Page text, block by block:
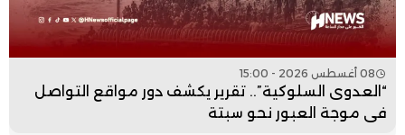
08 أغسطس 2026 - 15:00
“العدوى السلوكية”.. تقرير يكشف دور مواقع التواصل
في موجة العبور نحو سبتة